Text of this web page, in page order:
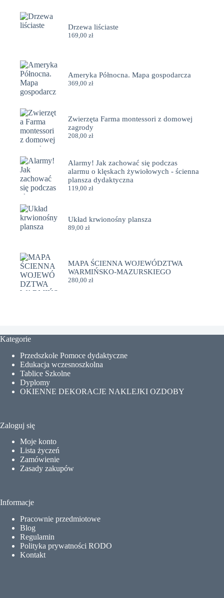
Drzewa liściaste
169,00zł
Ameryka Północna. Mapa gospodarcza
369,00zł
Zwierzęta Farma montessori z domowej
zagrody
208,00zł
Alarmy! Jak zachować się podczas
alarmu o klęskach żywiołowych - ścienna
plansza dydaktyczna
119,00zł
Układ krwionośny plansza
89,00zł
MAPA ŚCIENNA WOJEWÓDZTWA
WARMIŃSKO-MAZURSKIEGO
280,00zł
Kategorie
Przedszkole Pomoce dydaktyczne
Edukacja wczesnoszkolna
Tablice Szkolne
Dyplomy
OKIENNE DEKORACJE NAKLEJKI OZDOBY
Zaloguj się
Moje konto
Lista życzeń
Zamówienie
Zasady zakupów
Informacje
Pracownie przedmiotowe
Blog
Regulamin
Polityka prywatności RODO
Kontakt